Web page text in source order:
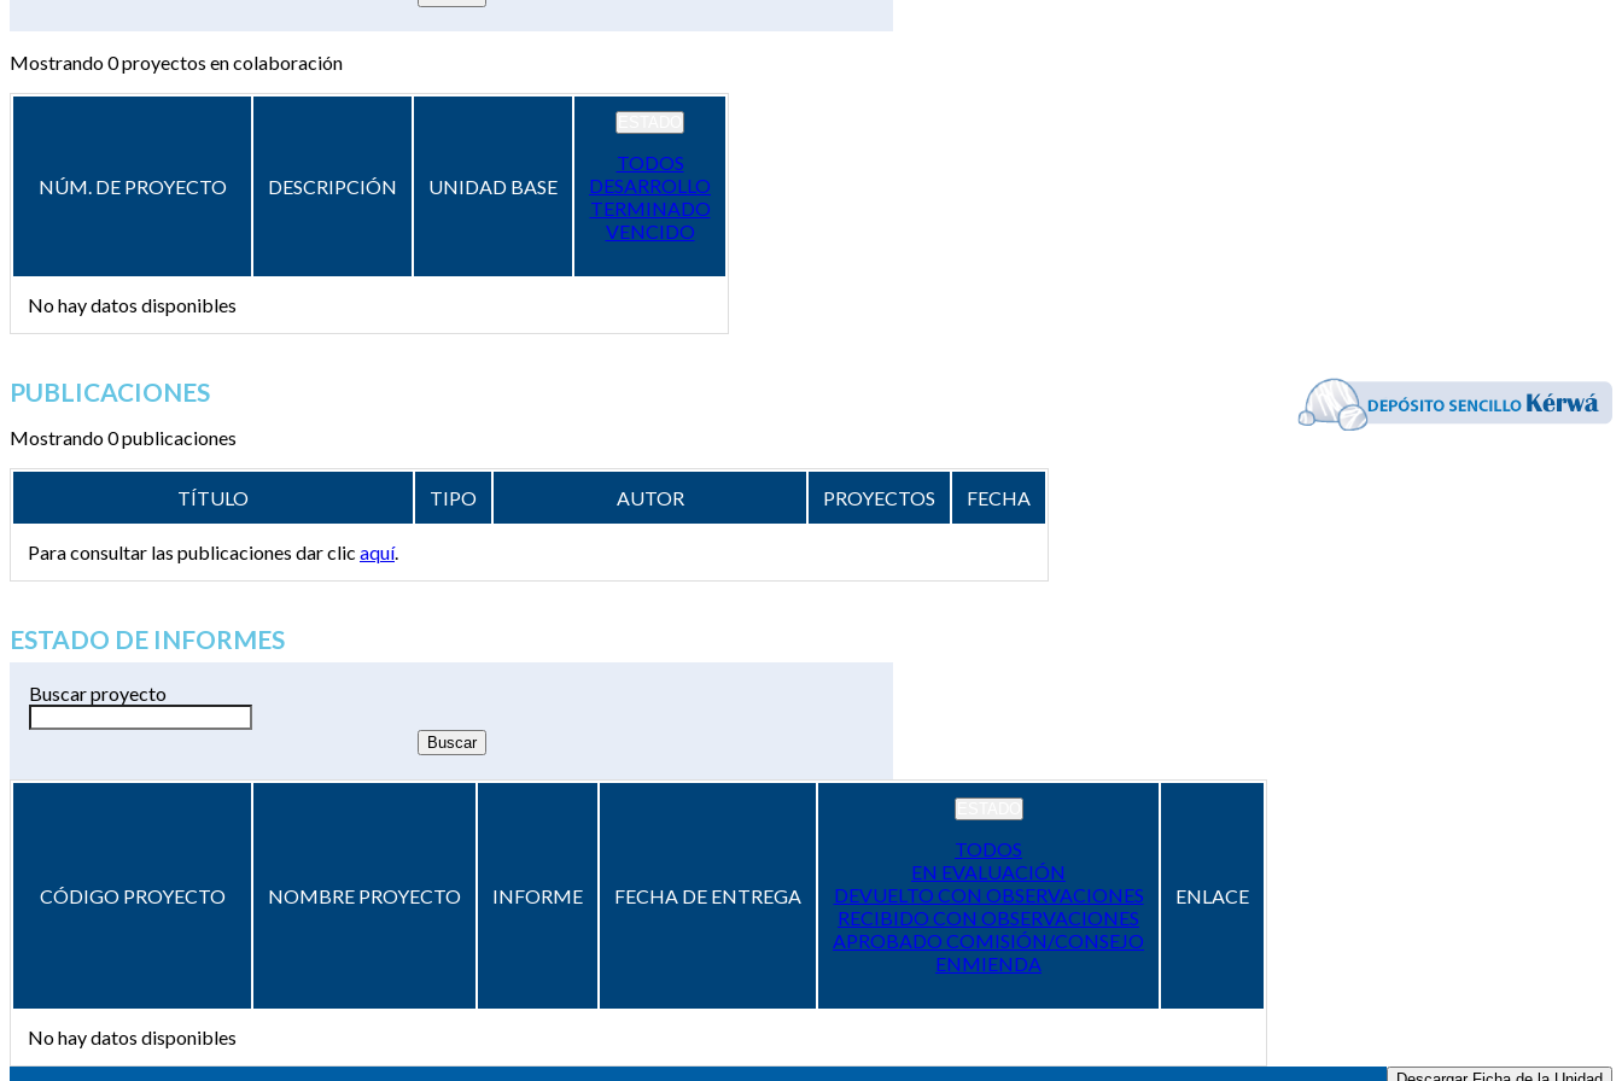
Mostrando0proyectos en colaboración
NÚM. DE PROYECTO DESCRIPCIÓN UNIDAD BASE
TODOS
DESARROLLO
TERMINADO
VENCIDO
No hay datos disponibles
PUBLICACIONES
Mostrando 0 publicaciones
TÍTULO TIPO AUTOR PROYECTOS FECHA
Para consultar las publicaciones dar clic aquí.
ESTADO DE INFORMES
Buscar proyecto
CÓDIGO PROYECTO NOMBRE PROYECTO INFORME FECHA DE ENTREGA
TODOS
EN EVALUACIÓN
DEVUELTO CON OBSERVACIONES
RECIBIDO CON OBSERVACIONES
APROBADO COMISIÓN/CONSEJO
ENMIENDA
ENLACE
No hay datos disponibles